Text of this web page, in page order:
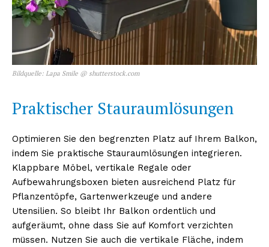
Bildquelle: Lapa Smile @ shutterstock.com
Praktischer Stauraumlösungen
Optimieren Sie den begrenzten Platz auf Ihrem Balkon,
indem Sie praktische Stauraumlösungen integrieren.
Klappbare Möbel, vertikale Regale oder
Aufbewahrungsboxen bieten ausreichend Platz für
Pflanzentöpfe, Gartenwerkzeuge und andere
Utensilien. So bleibt Ihr Balkon ordentlich und
aufgeräumt, ohne dass Sie auf Komfort verzichten
müssen. Nutzen Sie auch die vertikale Fläche, indem